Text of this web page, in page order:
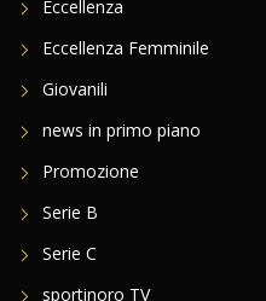
Eccellenza
Eccellenza Femminile
Giovanili
news in primo piano
Promozione
Serie B
Serie C
sportinoro TV